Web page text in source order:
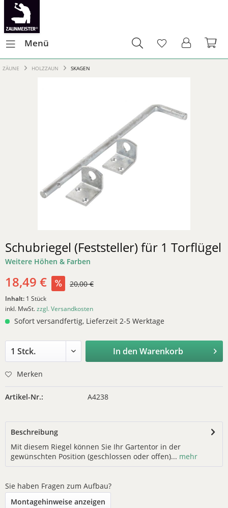
Menü
ZÄUNE HOLZZAUN SKAGEN
Schubriegel (Feststeller) für 1 Torflügel
Weitere Höhen & Farben
18,49 € 20,00 €
Inhalt: 1 Stück
inkl. MwSt.zzgl. Versandkosten
Sofort versandfertig, Lieferzeit 2-5 Werktage
In denWarenkorb
Merken
Artikel-Nr.: A4238
Beschreibung
Mit diesem Riegel können Sie Ihr Gartentor in der
gewünschten Position (geschlossen oder offen)... mehr
Sie haben Fragen zum Aufbau?
Montagehinweise anzeigen